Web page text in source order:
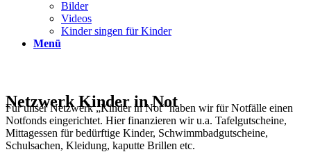
Bilder
Videos
Kinder singen für Kinder
Menü
Netzwerk Kinder in Not
Für unser Netzwerk „Kinder in Not“ haben wir für Notfälle einen
Notfonds eingerichtet. Hier finanzieren wir u.a. Tafelgutscheine,
Mittagessen für bedürftige Kinder, Schwimmbadgutscheine,
Schulsachen, Kleidung, kaputte Brillen etc.